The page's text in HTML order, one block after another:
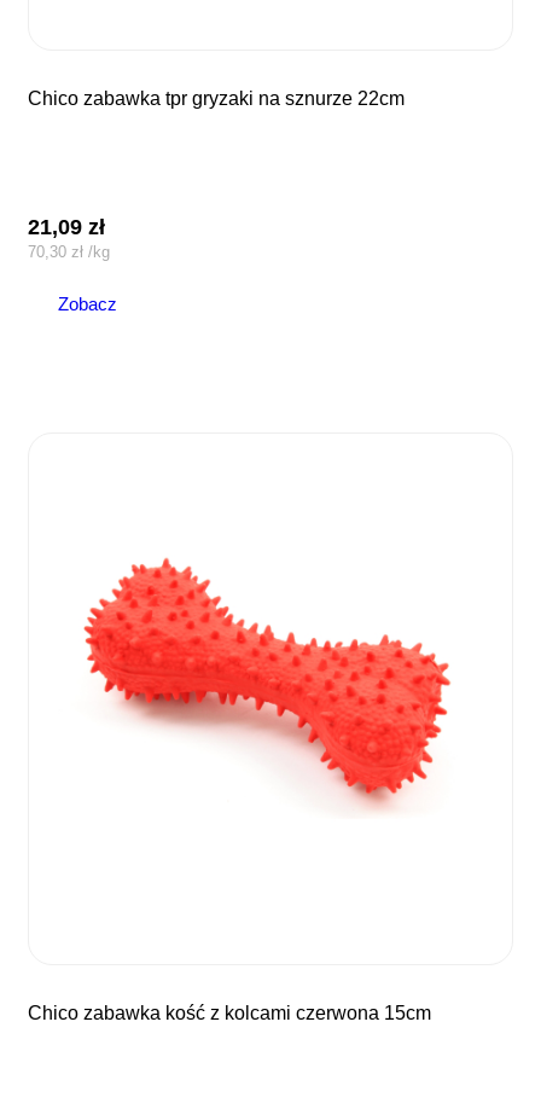
chico zabawka tpr gryzaki na sznurze 22cm
21,09zł
70,30 zł /kg
Zobacz
chico zabawka kość z kolcami czerwona 15cm